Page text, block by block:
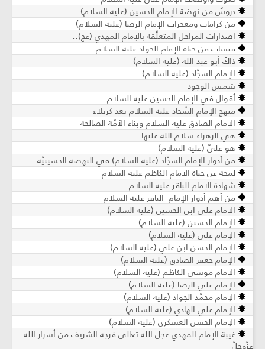
دروسٌ من نهضة الإمام الحسين (عليه السلام)
من كرامات ومعجزات الإمام الرضا (عليه السلام)
إصدارات المراحل المتعلِّقة بالإمام المهدي (عج)..
قبسات من حياة الإمام الجواد عليه السلام
ذاكَ أبو عبد الله (عليه السلام)
الإمام السجّاد (عليه السلام)
شمس الوجود
أقوال في الإمام الحسين عليه السلام
منهج الإمام السّجاد عليه السلام بعد كربلاء
الإمام الصادق عليه السلام وبناء الأمّة الصالحة
هي الزهراء سلام الله عليها
هو عليّ (عليه السلام)
من أدوار الإمام السجّاد (عليه السلام) في النهضة الحسينيّة
لمحة عن حياة الامام الكاظم عليه السلام
شهادة الإمام الباقر عليه السلام
من أهم أدوار الإمام الباقر عليه السلام
الإمام علي ابن الحسين (عليه السلام)
الإمام الحسين (عليه السلام)
الإمام علي (عليه السلام)
الإمام الحسن ابن علي (عليه السلام)
الإمام جعفر الصادق (عليه السلام)
الإمام موسى الكاظم (عليه السلام)
الإمام علي الرضا (عليه السلام)
الإمام محمّد الجواد (عليه السلام)
الإمام علي الهادي (عليه السلام)
الإمام الحسن العسكري (عليه السلام)
غيبة الإمام المهدي عجل الله تعالى فرجه الشريف من أسرار الله
عزّوجلّ